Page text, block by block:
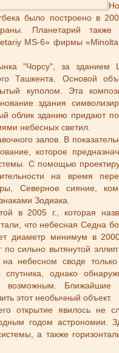
было построено в
Планетарий
MS-6» фирмы
"Чорсу", за зданием
Ташкента. Основой
куполом. Эта
здания
облик зданию придают
небесных светил.
залов. В
которое
С помощью
на время
Северное сияние,
Зодиака.
в 2005 г., которая
что небесная Седна
диаметр минимум в
сильно вытянутой
небесном своде
однако
возможным.
этот необычный объект.
открытие явилось не
годом астрономии.
а также